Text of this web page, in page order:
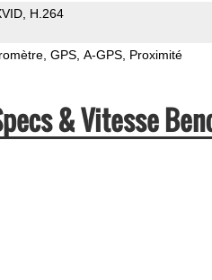
H.264
GPS A-GPS Proximité
& Vitesse